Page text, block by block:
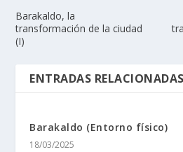
Barakaldo, la
transformación de la ciudad
(I)
ENTRADAS RELACIONADAS
Barakaldo (Entorno fí­sico)
18/03/2025